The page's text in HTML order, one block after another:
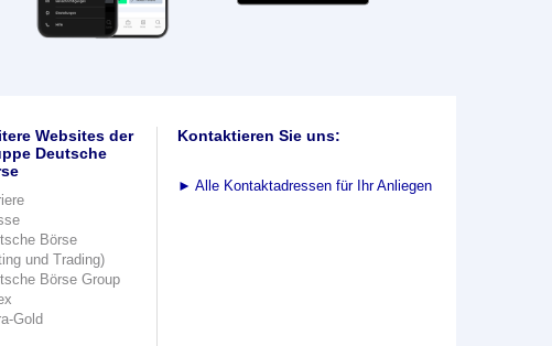
Websites der
Deutsche
Börse
und Trading)
Börse Group
Gold
Kontaktieren Sie uns:
► Alle Kontaktadressen für Ihr Anliegen